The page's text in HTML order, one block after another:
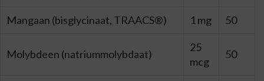
Mangaan (bisglycinaat, TRAACS®) 1 mg 50
Molybdeen (natriummolybdaat)
25
mcg
50